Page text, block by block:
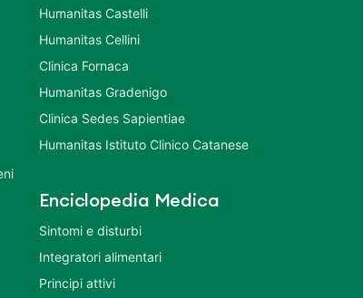
Humanitas Castelli
Humanitas Cellini
Clinica Fornaca
Humanitas Gradenigo
Clinica Sedes Sapientiae
Humanitas Istituto Clinico Catanese
Enciclopedia Medica
Sintomi e disturbi
Integratori alimentari
Principi attivi